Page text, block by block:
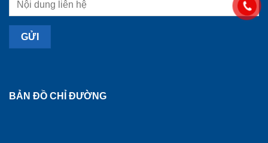
BẢN ĐỒ CHỈ ĐƯỜNG